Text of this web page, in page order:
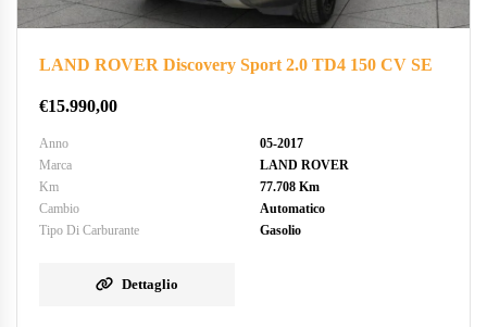
LAND ROVER Discovery Sport 2.0 TD4 150 CV SE
€15.990,00
Anno
05-2017
Marca
LAND ROVER
Km
77.708 Km
Cambio
Automatico
Tipo Di Carburante
Gasolio
Dettaglio